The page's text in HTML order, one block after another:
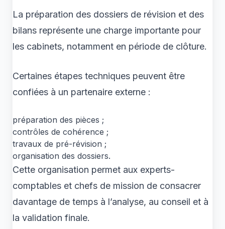
La préparation des dossiers de révision et des
bilans représente une charge importante pour
les cabinets, notamment en période de clôture.
Certaines étapes techniques peuvent être
confiées à un partenaire externe :
préparation des pièces ;
contrôles de cohérence ;
travaux de pré-révision ;
organisation des dossiers.
Cette organisation permet aux experts-
comptables et chefs de mission de consacrer
davantage de temps à l’analyse, au conseil et à
la validation finale.